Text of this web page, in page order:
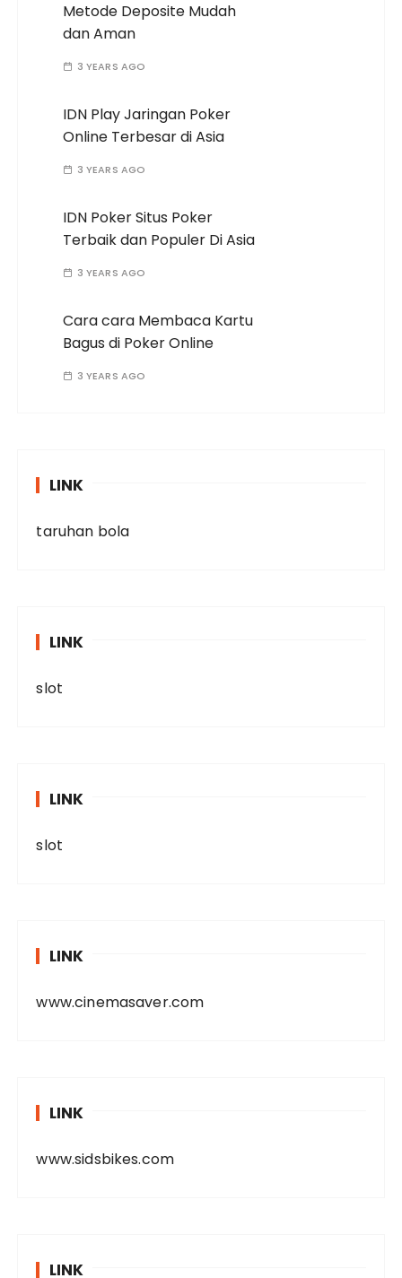
Metode Deposite Mudah
dan Aman
3 YEARS AGO
IDN Play Jaringan Poker
Online Terbesar di Asia
3 YEARS AGO
IDN Poker Situs Poker
Terbaik dan Populer Di Asia
3 YEARS AGO
Cara cara Membaca Kartu
Bagus di Poker Online
3 YEARS AGO
LINK
taruhan bola
LINK
slot
LINK
slot
LINK
www.cinemasaver.com
LINK
www.sidsbikes.com
LINK